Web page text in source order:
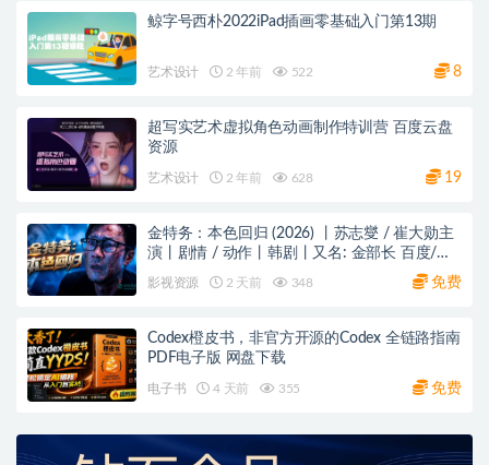
鲸字号西朴2022iPad插画零基础入门第13期
艺术设计 2 年前 522 8
超写实艺术虚拟角色动画制作特训营 百度云盘
资源
艺术设计 2 年前 628 19
金特务：本色回归 (2026) 丨苏志燮 / 崔大勋主
演丨剧情 / 动作丨韩剧丨又名: 金部长 百度/夸
影视资源 2 天前 348 免费
Codex橙皮书，非官方开源的Codex 全链路指南
PDF电子版 网盘下载
电子书 4 天前 355 免费